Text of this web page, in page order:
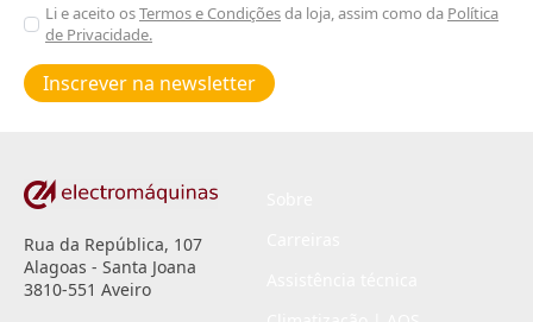
Aceitar
Poiticas
de
privacidade
Li e aceito osTermos e Condiçõesda loja, assim como da Política
de Privacidade.
Inscrever na newsletter
Rua da República, 107
Alagoas - Santa Joana
3810-551 Aveiro